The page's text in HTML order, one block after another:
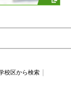
校区から検索